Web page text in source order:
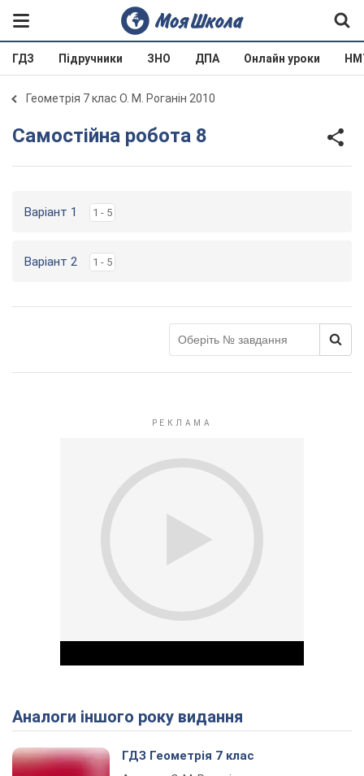
ГДЗ Підручники ЗНО ДПА Онлайн уроки
Геометрія 7 клас О. М. Роганін 2010
Самостійна робота 8
Варіант 1 1 - 5
Варіант 2 1 - 5
Play Video
Аналоги іншого року видання
ГДЗ Геометрія 7 клас